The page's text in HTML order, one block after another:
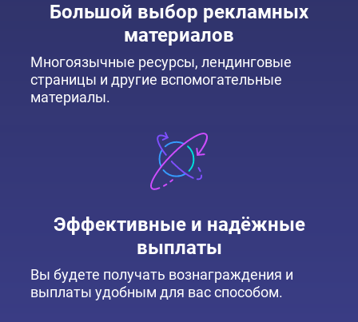
Большой выбор рекламных
материалов
Многоязычные ресурсы, лендинговые
страницы и другие вспомогательные
материалы.
Эффективные и надёжные
выплаты
Вы будете получать вознаграждения и
выплаты удобным для вас способом.